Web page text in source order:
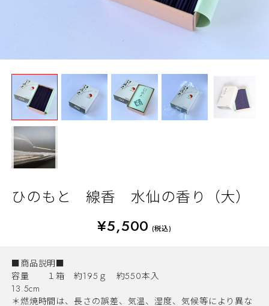
ひのもと 線香 水仙の香り（大）
¥5,500 (税込)
■商品説明■
容量 １箱 約195ｇ 約550本入
13.5cm
＊燃焼時間は、長さの誤差、気温、湿度、気候等により異な